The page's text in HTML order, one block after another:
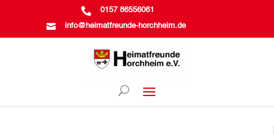
 0157 86556061
 info@heimatfreunde-horchheim.de